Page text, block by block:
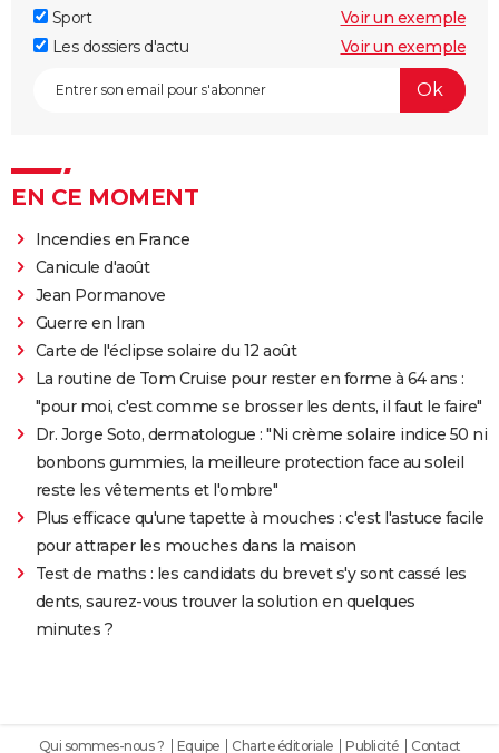
Sport
Voir un exemple
Les dossiers d'actu
Voir un exemple
EN CE MOMENT
Incendies en France
Canicule d'août
Jean Pormanove
Guerre en Iran
Carte de l'éclipse solaire du 12 août
La routine de Tom Cruise pour rester en forme à 64 ans :
"pour moi, c'est comme se brosser les dents, il faut le faire"
Dr. Jorge Soto, dermatologue : "Ni crème solaire indice 50 ni
bonbons gummies, la meilleure protection face au soleil
reste les vêtements et l'ombre"
Plus efficace qu'une tapette à mouches : c'est l'astuce facile
pour attraper les mouches dans la maison
Test de maths : les candidats du brevet s'y sont cassé les
dents, saurez-vous trouver la solution en quelques
minutes ?
Qui sommes-nous ? Equipe Charte éditoriale Publicité Contact